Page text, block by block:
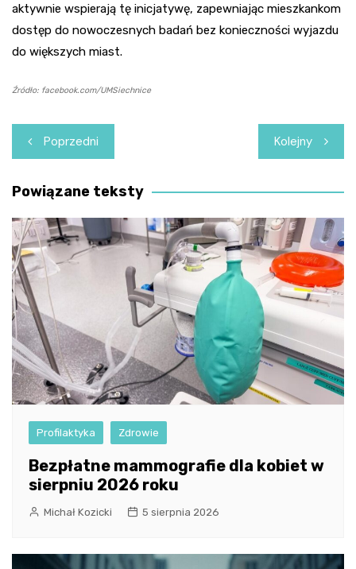
aktywnie wspierają tę inicjatywę, zapewniając mieszkankom
dostęp do nowoczesnych badań bez konieczności wyjazdu
do większych miast.
Źródło: facebook.com/UMSiechnice
Nawigacja
wpisu
Poprzedni Kolejny
Powiązane teksty
Profilaktyka Zdrowie
Bezpłatne mammografie dla kobiet w
sierpniu 2026 roku
Michał Kozicki 5 sierpnia 2026